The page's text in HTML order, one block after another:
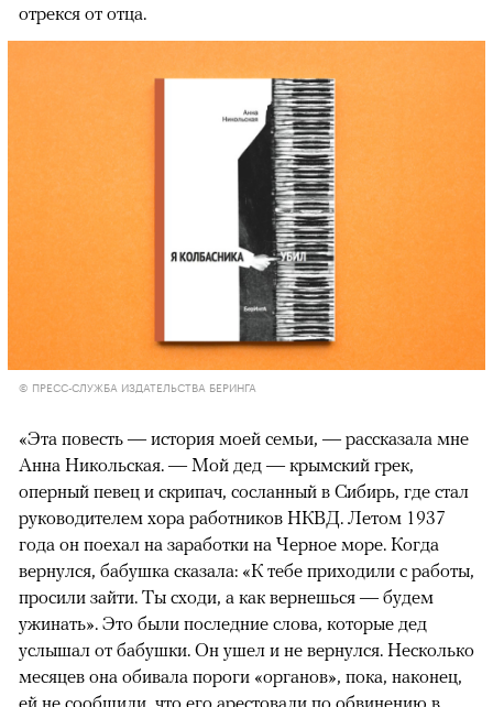
отрекся от отца.
© ПРЕСС-СЛУЖБА ИЗДАТЕЛЬСТВА БЕРИНГА
«Эта повесть — история моей семьи, — рассказала мне
Анна Никольская. — Мой дед — крымский грек,
оперный певец и скрипач, сосланный в Сибирь, где стал
руководителем хора работников НКВД. Летом 1937
года он поехал на заработки на Черное море. Когда
вернулся, бабушка сказала: «К тебе приходили с работы,
просили зайти. Ты сходи, а как вернешься — будем
ужинать». Это были последние слова, которые дед
услышал от бабушки. Он ушел и не вернулся. Несколько
месяцев она обивала пороги «органов», пока, наконец,
ей не сообщили, что его арестовали по обвинению в